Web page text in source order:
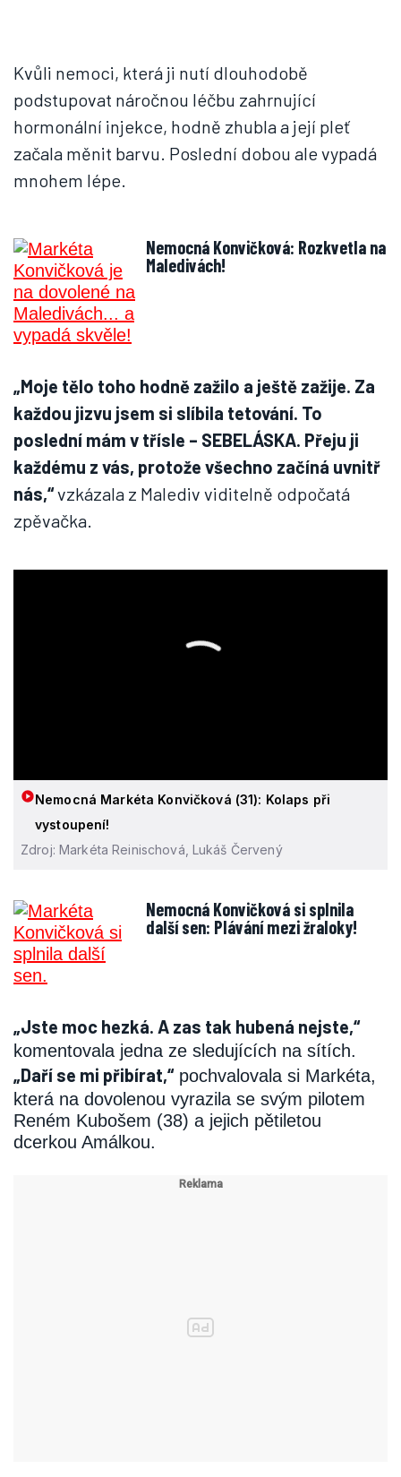
Kvůli nemoci, která ji nutí dlouhodobě
podstupovat náročnou léčbu zahrnující
hormonální injekce, hodně zhubla a její pleť
začala měnit barvu. Poslední dobou ale vypadá
mnohem lépe.
Nemocná Konvičková: Rozkvetla na
Maledivách!
„Moje tělo toho hodně zažilo a ještě zažije. Za
každou jizvu jsem si slíbila tetování. To
poslední mám v třísle – SEBELÁSKA. Přeju ji
každému z vás, protože všechno začíná uvnitř
nás,“vzkázala z Malediv viditelně odpočatá
zpěvačka.
Nemocná Markéta Konvičková (31): Kolaps při
vystoupení!
Zdroj: Markéta Reinischová, Lukáš Červený
Nemocná Konvičková si splnila
další sen: Plávání mezi žraloky!
„Jste moc hezká. A zas tak hubená nejste,“
komentovala jedna ze sledujících na sítích.
„Daří se mi přibírat,“pochvalovala si Markéta,
která na dovolenou vyrazila se svým pilotem
Reném Kubošem (38) a jejich pětiletou
dcerkou Amálkou.